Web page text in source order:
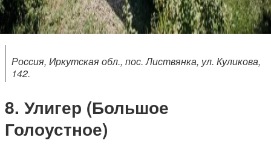
Россия, Иркутская обл., пос. Листвянка, ул. Куликова,
142.
Улигер (Большое
Голоустное)